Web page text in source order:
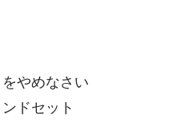
やめなさい
ドセット